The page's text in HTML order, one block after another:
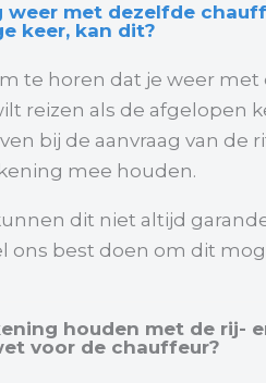
weer met dezelfde
keer, kan dit?
te horen dat je weer met
reizen als de afgelopen
bij de aanvraag van de
mee houden.
dit niet altijd
ons best doen om dit
houden met de rij-
voor de chauffeur?